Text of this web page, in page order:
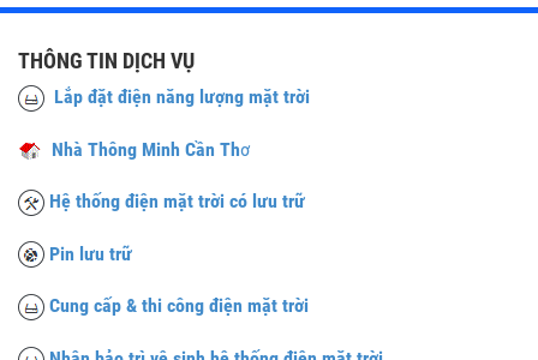
THÔNG TIN DỊCH VỤ
Lắp đặt điện năng lượng mặt trời
Nhà Thông Minh Cần Thơ
Hệ thống điện mặt trời có lưu trữ
Pin lưu trữ
Cung cấp & thi công điện mặt trời